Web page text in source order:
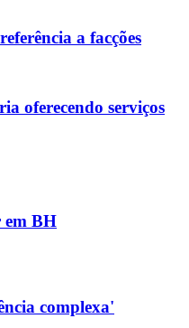
a facções
oferecendo serviços
em BH
complexa'